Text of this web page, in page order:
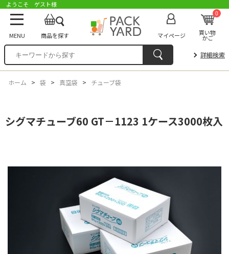
ようこそ ゲスト様
MENU 商品を探す マイページ
0
買い物
かご
詳細検索
ホーム > 袋 > 真空袋 > チューブ袋
シグマチューブ60 GT－1123 1ケース3000枚入